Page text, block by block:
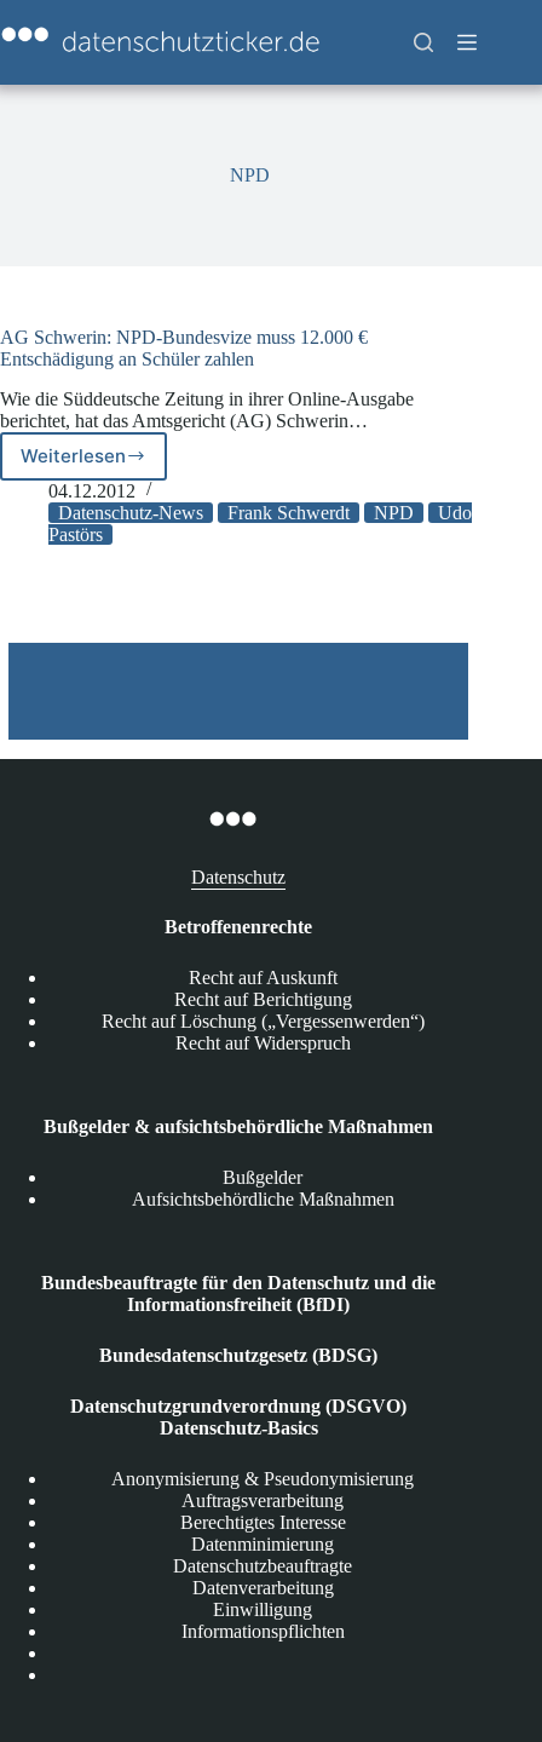
Inhalt
springen
NPD
AG Schwerin: NPD-Bundesvize muss 12.000 €
Entschädigung an Schüler zahlen
Wie die Süddeutsche Zeitung in ihrer Online-Ausgabe
berichtet, hat das Amtsgericht (AG) Schwerin…
Weiterlesen
AG
Schwerin:
NPD-
Bundesvize
an
04.12.2012
Datenschutz-News
Frank Schwerdt NPD
Udo
Pastörs
Datenschutz
Betroffenenrechte
Recht auf Auskunft
Recht auf Berichtigung
Recht auf Löschung („Vergessenwerden“)
Recht auf Widerspruch
Bußgelder & aufsichtsbehördliche Maßnahmen
Bußgelder
Aufsichtsbehördliche Maßnahmen
Bundesbeauftragte für den Datenschutz und die
Informationsfreiheit (BfDI)
Bundesdatenschutzgesetz (BDSG)
Datenschutzgrundverordnung (DSGVO)
Datenschutz-Basics
Anonymisierung & Pseudonymisierung
Auftragsverarbeitung
Berechtigtes Interesse
Datenminimierung
Datenschutzbeauftragte
Datenverarbeitung
Einwilligung
Informationspflichten